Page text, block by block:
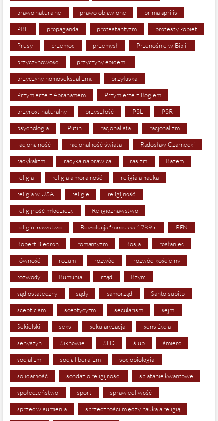
prawo naturalne prawo objawione prima aprilis
PRL propaganda protestantyzm protesty kobiet
Prusy przemoc przemysł Przenośnie w Biblii
przyczynowość przyczyny epidemii
przyczyny homoseksualizmu przyłuska
Przymierze z Abrahamem Przymierze z Bogiem
przyrost naturalny przyszłość PSL PSR
psychologia Putin racjonalista racjonalizm
racjonalność racjonalność świata Radosław Czarnecki
radykalizm radykalna prawica rasizm Razem
religia religia a moralność religia a nauka
religia w USA religie religijność
religijność młodzieży Religioznawstwo
religioznawstwo Rewolucja francuska 1789 r. RFN
Robert Biedroń romantyzm Rosja rosłaniec
równość rozum rozwód rozwód kościelny
rozwody Rumunia rząd Rzym
sąd ostateczny sądy samorząd Santo subito
scepticism sceptycyzm secularism sejm
Sekielski seks sekularyzacja sens życia
senyszyn Sikhowie SLD ślub śmierć
socjalizm socjalliberalizm socjobiologia
solidarność sondaż o religijności splątanie kwantowe
społeczeństwo sport sprawiedliwość
sprzeciw sumienia sprzeczności między nauką a religią